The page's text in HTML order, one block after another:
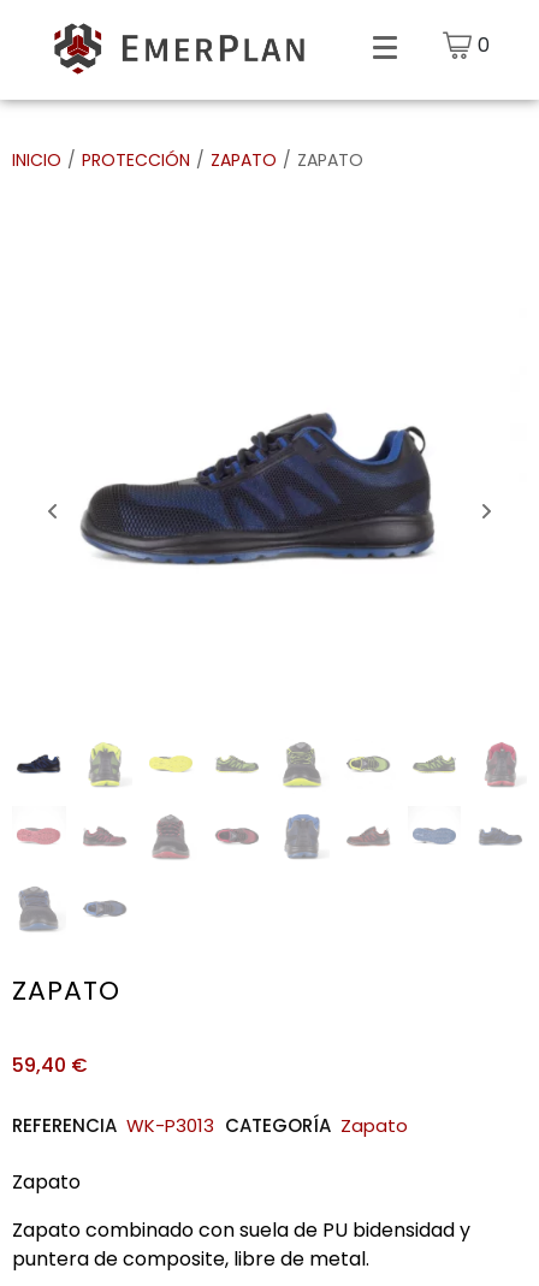
0
INICIO / PROTECCIÓN / ZAPATO / ZAPATO
ZAPATO
59,40 €
REFERENCIA WK-P3013 CATEGORÍA Zapato
Zapato
Zapato combinado con suela de PU bidensidad y
puntera de composite, libre de metal.